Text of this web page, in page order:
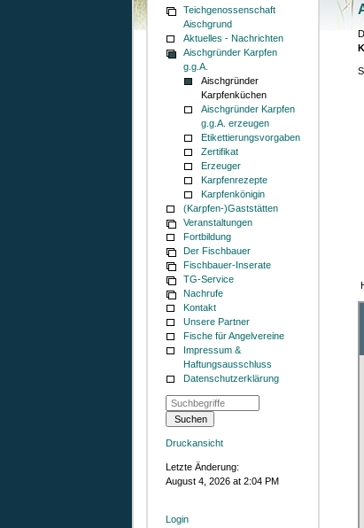
Teichgenossenschaft
Aischgrund
Aktuelles - Nachrichten
Aischgründer Karpfen
g.g.A.
Aischgründer
Karpfenküchen
Aischgründer Karpfen
g.g.A. erzeugen
Etikettierungsvorgaben
Zertifikat
Erzeuger
Karpfenrezepte
Karpfenkönigin
(Karpfen-)Gaststätten
Veranstaltungen
Fortbildung
Der Fischbauer
Fischbauer-Inserate
TG-Service
Nachrufe
Kontakt
Unsere Partner
Fische für Angelvereine
Impressum &
Haftungsausschluss
Datenschutzerklärung
Druckansicht
Letzte Änderung:
August 4, 2026 at 2:04 PM
Login